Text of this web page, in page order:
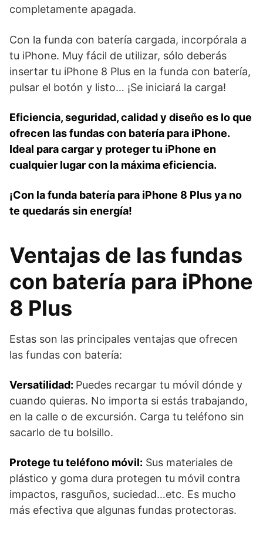
completamente apagada.
Con la funda con batería cargada, incorpórala a
tu iPhone. Muy fácil de utilizar, sólo deberás
insertar tu iPhone 8 Plus en la funda con batería,
pulsar el botón y listo… ¡Se iniciará la carga!
Eficiencia, seguridad, calidad y diseño es lo que
ofrecen las fundas con batería para iPhone.
Ideal para cargar y proteger tu iPhone en
cualquier lugar con la máxima eficiencia.
¡Con la funda batería para iPhone 8 Plus ya no
te quedarás sin energía!
Ventajas de las fundas
con batería para iPhone
8 Plus
Estas son las principales ventajas que ofrecen
las fundas con batería:
Versatilidad: Puedes recargar tu móvil dónde y
cuando quieras. No importa si estás trabajando,
en la calle o de excursión. Carga tu teléfono sin
sacarlo de tu bolsillo.
Protege tu teléfono móvil: Sus materiales de
plástico y goma dura protegen tu móvil contra
impactos, rasguños, suciedad…etc. Es mucho
más efectiva que algunas fundas protectoras.